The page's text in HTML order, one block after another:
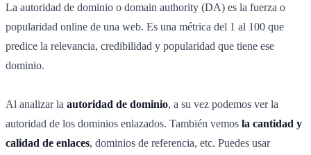
La autoridad de dominio o domain authority (DA) es la fuerza o
popularidad online de una web. Es una métrica del 1 al 100 que
predice la relevancia, credibilidad y popularidad que tiene ese
dominio.
Al analizar la autoridad de dominio, a su vez podemos ver la
autoridad de los dominios enlazados. También vemos la cantidad y
calidad de enlaces, dominios de referencia, etc. Puedes usar